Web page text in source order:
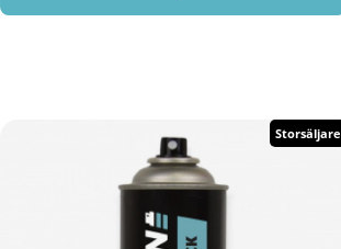
Storsäljare